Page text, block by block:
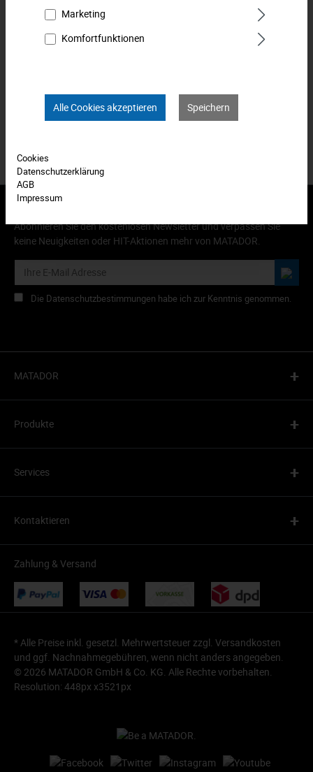
Technische Daten
Produkt FAQs
Abonnieren Sie den kostenlosen Newsletter und verpassen Sie
keine Neuigkeiten oder HIT-Aktionen mehr von MATADOR.
Die Datenschutzbestimmungen habe ich zur Kenntnis genommen.
MATADOR +
Produkte +
Services +
Kontaktieren +
Zahlung & Versand
* Alle Preise inkl. gesetzl. Mehrwertsteuer zzgl. Versandkosten
und ggf. Nachnahmegebühren, wenn nicht anders angegeben.
© 2026 MATADOR GmbH & Co. KG. Alle Rechte vorbehalten.
Resolution: 448px x3521px
Marketing
Komfortfunktionen
Alle Cookies akzeptieren Speichern
Cookies
Datenschutzerklärung
AGB
Impressum